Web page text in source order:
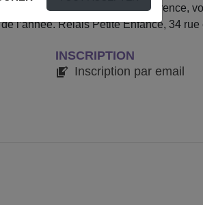
! Grâce à cette conférence,
l’année. Relais Petite Enfance, 34
INSCRIPTION
Inscription par email